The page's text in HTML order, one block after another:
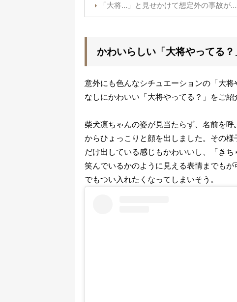
「大将…」と見せかけて想定外の事故が…
かわいらしい「大将やってる？
意外にも色んなシチュエーションの「大
なしにかわいい「大将やってる？」をご紹
柴犬凛ちゃんの姿が見当たらず、名前を
からひょっこりと顔を出しました。その
だけ出している感じもかわいいし、「き
笑んでいるかのように見える表情までも
でもつい入れたくなってしまいそう。